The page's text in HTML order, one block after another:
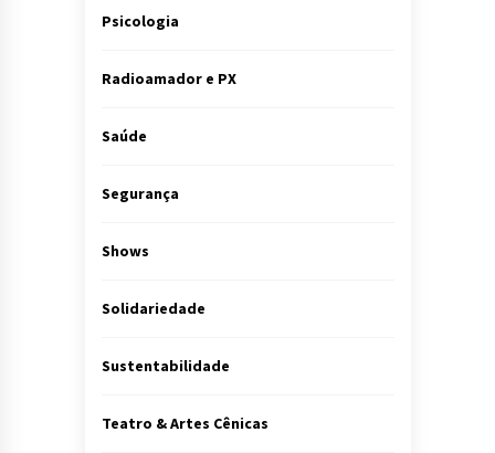
Psicologia
Radioamador e PX
Saúde
Segurança
Shows
Solidariedade
Sustentabilidade
Teatro & Artes Cênicas